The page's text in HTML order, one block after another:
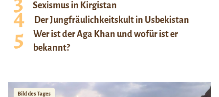
Sexismus in Kirgistan
Der Jungfräulichkeitskult in Usbekistan
Wer ist der Aga Khan und wofür ist er
bekannt?
Bild des Tages